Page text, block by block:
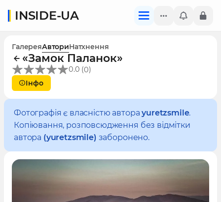
INSIDE-UA
ГалереяАвториНатхнення
«Замок Паланок»
0.0 (0)
Інфо
Фотографія є власністю автораyuretzsmile.
Копіювання, розповсюдження без відмітки
автора (yuretzsmile) заборонено.